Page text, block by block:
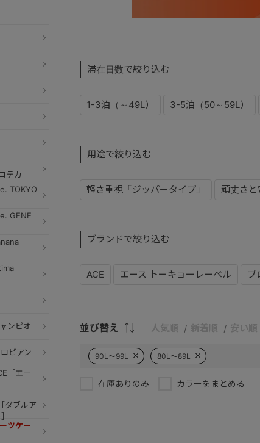
テカ］
TOKYO
GENE
ンピオ
ビアン
［エー
ダブルア
ツケー
滞在日数で絞り込む
1-3泊（～49L） 3-5泊（50～59L）
用途で絞り込む
軽さ重視「ジッパータイプ」 頑丈さと
ブランドで絞り込む
ACE エース トーキョーレーベル プ
並び替え 人気順 新着順 安い順
90L～99L 80L～89L
在庫ありのみ カラーをまとめる